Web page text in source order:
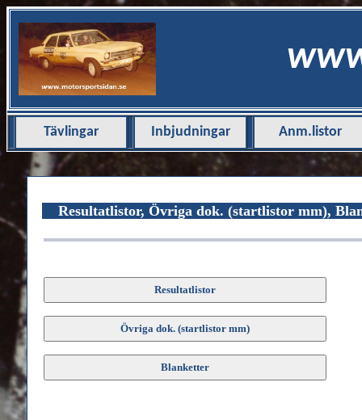
Tävlingar Inbjudningar Anm.listor
Resultatlistor, Övriga dok. (startlistor mm),